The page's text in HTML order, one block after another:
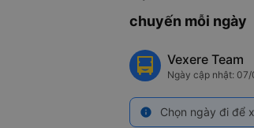
chuyến mỗi ngày
Vexere Team
Ngày cập nhật:
info Chọn ngày đi để